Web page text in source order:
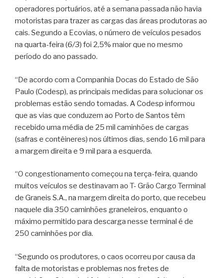
operadores portuários, até a semana passada não havia
motoristas para trazer as cargas das áreas produtoras ao
cais. Segundo a Ecovias, o número de veículos pesados
na quarta-feira (6/3) foi 2,5% maior que no mesmo
período do ano passado.
“De acordo com a Companhia Docas do Estado de São
Paulo (Codesp), as principais medidas para solucionar os
problemas estão sendo tomadas. A Codesp informou
que as vias que conduzem ao Porto de Santos têm
recebido uma média de 25 mil caminhões de cargas
(safras e contêineres) nos últimos dias, sendo 16 mil para
a margem direita e 9 mil para a esquerda.
“O congestionamento começou na terça-feira, quando
muitos veículos se destinavam ao T- Grão Cargo Terminal
de Graneis S.A., na margem direita do porto, que recebeu
naquele dia 350 caminhões graneleiros, enquanto o
máximo permitido para descarga nesse terminal é de
250 caminhões por dia.
“Segundo os produtores, o caos ocorreu por causa da
falta de motoristas e problemas nos fretes de